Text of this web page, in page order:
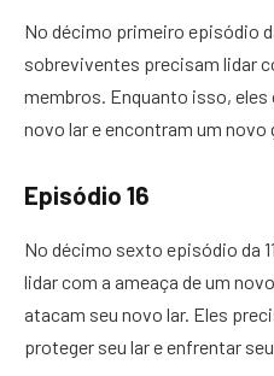
No décimo primeiro episódio
sobreviventes precisam lidar
membros. Enquanto isso,
novo lar e encontram um novo
Episódio 16
No décimo sexto episódio da
lidar com a ameaça de um
atacam seu novo lar. Eles
proteger seu lar e enfrentar